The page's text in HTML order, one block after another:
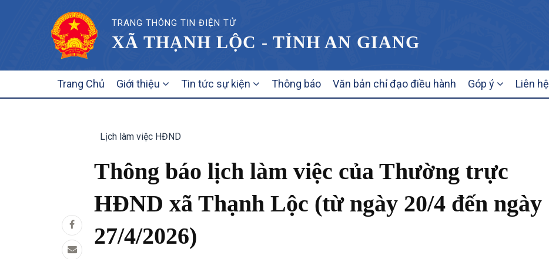
TRANG THÔNG TIN ĐIỆN TỬ
XÃ THẠNH LỘC - TỈNH AN GIANG
NAVIGATION
Trang Chủ Giới thiệu Tin tức sự kiện Thông báo Văn bản chỉ đạo điều hành Góp ý Liên hệ
Lịch làm việc HĐND
Thông báo lịch làm việc của Thường trực
HĐND xã Thạnh Lộc (từ ngày 20/4 đến ngày
27/4/2026)